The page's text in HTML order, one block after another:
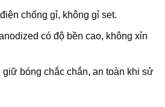
chống gỉ, không gỉ set.
có độ bền cao, không xỉn
bóng chắc chắn, an toàn khi sử